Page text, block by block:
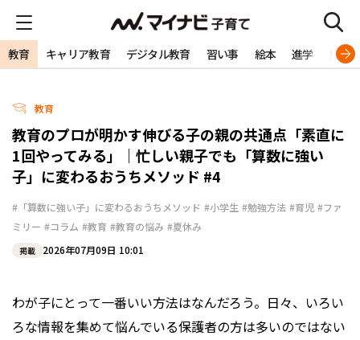
教育 キャリア教育 デジタル教育 習い事 絵本 進学 勉強
教育
教育のプロが明かす伸びる子の親の共通点「素直に
1回やってみる」｜忙しい親子でも「算数に強い
子」に変わるおうちメソッド #4
#「算数に強い子」に変わるおうちメソッド #小学生 #勉強方法 #育児 #ファ
ミリー #コラム #教育 #教育の悩み #夏休み
掲載 2026年07月09日 10:01
わが子にとって一番いい方法はなんだろう。日々、いろい
ろな情報を集めて悩んでいる保護者の方は多いのではない